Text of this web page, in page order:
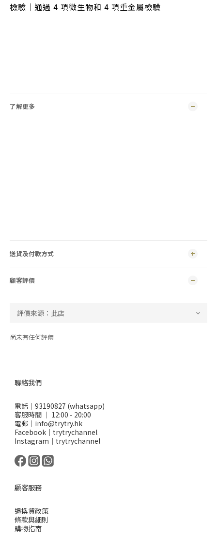
檢驗｜通過 4 項微生物和 4 項重金屬檢驗
了解更多
送貨及付款方式
顧客評價
尚未有任何評價
聯絡我們
電話｜93190827 (whatsapp)
客服時間 ｜ 12:00 - 20:00
電郵｜info@trytry.hk
Facebook｜trytrychannel
Instagram｜trytrychannel
顧客服務
退換貨政策
條款與細則
購物指南